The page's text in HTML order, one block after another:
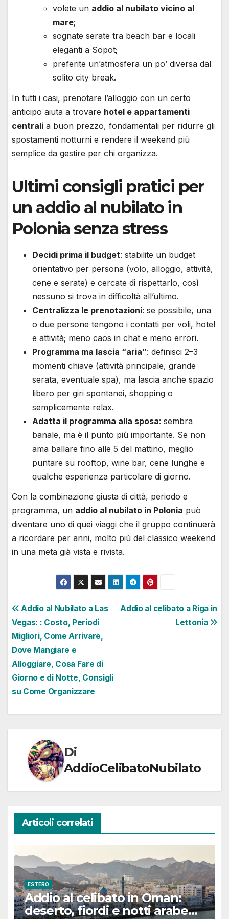
volete un addio al nubilato vicino al
mare;
sognate serate tra beach bar e locali
eleganti a Sopot;
preferite un’atmosfera un po’ diversa dal
solito city break.
In tutti i casi, prenotare l’alloggio con un certo
anticipo aiuta a trovare hotel e appartamenti
centrali a buon prezzo, fondamentali per ridurre gli
spostamenti notturni e rendere il weekend più
semplice da gestire per chi organizza.
Ultimi consigli pratici per
un addio al nubilato in
Polonia senza stress
Decidi prima il budget: stabilite un budget
orientativo per persona (volo, alloggio, attività,
cene e serate) e cercate di rispettarlo, così
nessuno si trova in difficoltà all’ultimo.
Centralizza le prenotazioni: se possibile, una
o due persone tengono i contatti per voli, hotel
e attività; meno caos in chat e meno errori.
Programma ma lascia “aria”: definisci 2–3
momenti chiave (attività principale, grande
serata, eventuale spa), ma lascia anche spazio
libero per giri spontanei, shopping o
semplicemente relax.
Adatta il programma alla sposa: sembra
banale, ma è il punto più importante. Se non
ama ballare fino alle 5 del mattino, meglio
puntare su rooftop, wine bar, cene lunghe e
qualche esperienza particolare di giorno.
Con la combinazione giusta di città, periodo e
programma, un addio al nubilato in Polonia può
diventare uno di quei viaggi che il gruppo continuerà
a ricordare per anni, molto più del classico weekend
in una meta già vista e rivista.
Navigazione
articoli
Addio al celibato a Riga in
Lettonia
Addio al Nubilato a Las
Vegas: : Costo, Periodi
Migliori, Come Arrivare,
Dove Mangiare e
Alloggiare, Cosa Fare di
Giorno e di Notte, Consigli
su Come Organizzare
Di
AddioCelibatoNubilato
Articoli correlati
ESTERO
Addio al celibato in Oman:
deserto, fiordi e notti arabe